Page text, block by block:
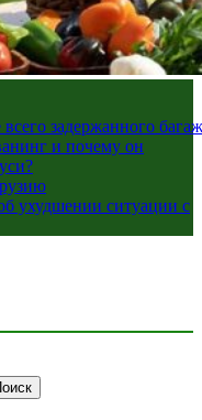
всего задержанного
и почему он
ухудшении ситуации с